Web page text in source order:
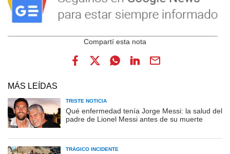
MÁS LEÍDAS
TRISTE NOTICIA
Qué enfermedad tenía Jorge Messi: la salud del
padre de Lionel Messi antes de su muerte
TRÁGICO INCIDENTE